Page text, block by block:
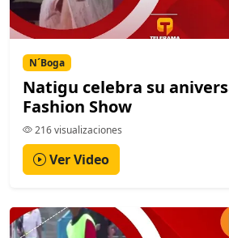
N´Boga
Natigu celebra su
Fashion Show
216 visualizaciones
Ver Video